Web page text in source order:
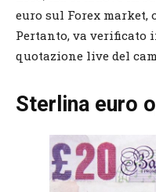
euro sul Forex market,
Pertanto, va verificato
quotazione live del
Sterlina euro